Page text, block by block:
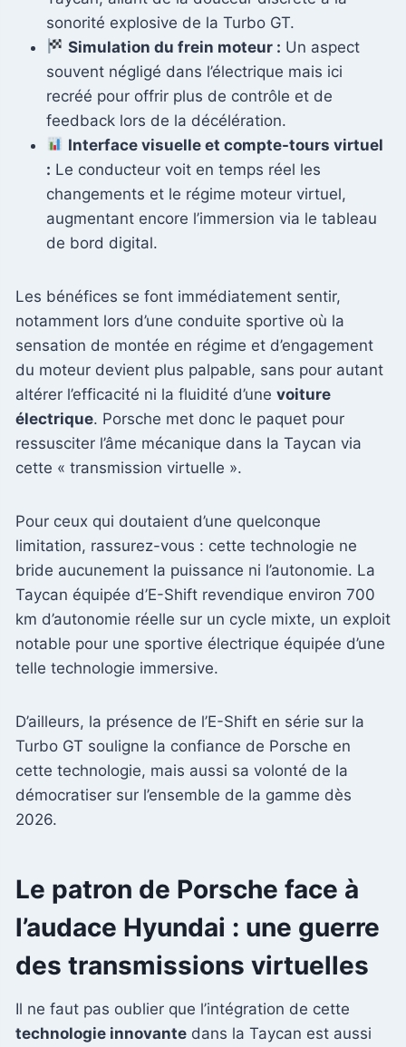
sonorité explosive de la Turbo GT.
Simulation du frein moteur : Un aspect
souvent négligé dans l’électrique mais ici
recréé pour offrir plus de contrôle et de
feedback lors de la décélération.
Interface visuelle et compte-tours virtuel
: Le conducteur voit en temps réel les
changements et le régime moteur virtuel,
augmentant encore l’immersion via le tableau
de bord digital.
Les bénéfices se font immédiatement sentir,
notamment lors d’une conduite sportive où la
sensation de montée en régime et d’engagement
du moteur devient plus palpable, sans pour autant
altérer l’efficacité ni la fluidité d’une voiture
électrique. Porsche met donc le paquet pour
ressusciter l’âme mécanique dans la Taycan via
cette « transmission virtuelle ».
Pour ceux qui doutaient d’une quelconque
limitation, rassurez-vous : cette technologie ne
bride aucunement la puissance ni l’autonomie. La
Taycan équipée d’E-Shift revendique environ 700
km d’autonomie réelle sur un cycle mixte, un exploit
notable pour une sportive électrique équipée d’une
telle technologie immersive.
D’ailleurs, la présence de l’E-Shift en série sur la
Turbo GT souligne la confiance de Porsche en
cette technologie, mais aussi sa volonté de la
démocratiser sur l’ensemble de la gamme dès
2026.
Le patron de Porsche face à
l’audace Hyundai : une guerre
des transmissions virtuelles
Il ne faut pas oublier que l’intégration de cette
technologie innovante dans la Taycan est aussi